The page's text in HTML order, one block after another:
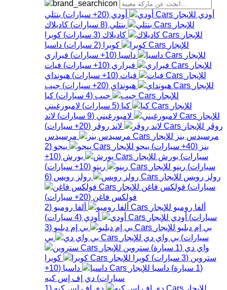
أودي أودي (
20+ سيارات) بنتلي
بنتلي (
8 سيارات) كاديلاك
كاديلاك (
3 سيارات) كوبرا
كوبرا (
2 سيارات) داسيا
داسيا (
10+ سيارات) فيراري
فيراري (
10+ سيارات) فيات
فيات (
10+ سيارات) هيونداي
هيونداي (
20+ سيارات) جيب
جيب (
4 سيارات) كيا
كيا (
5 سيارات) لامبورغيني
لامبورغيني (
9 سيارات) لاند
روڤر
لاند روڤر (
20+ سيارات)
مرسيدس بنز
مرسيدس
بنز (
40+ سيارات) بيجو بيجو (
2
سيارات) بورش بورش (
10+
سيارات) رينو رينو (
10+ سيارات)
رولز رويس
رولز رويس (
6
سيارات) فولكس فاغن
فولكس فاغن (
20+ سيارات)
ألفا روميو
ألفا روميو (
2
سيارات) أودي أودي (
4 سيارات)
بي إم دبليو
بي إم دبليو (
3
سيارات) بي واي دي
بي
واي دي (
1 سيارة) ستروين
ستروين (
3 سيارات) كوبرا
كوبرا
(
1 سيارة) داسيا داسيا (
10+
سيارات) دي إف إس كيه